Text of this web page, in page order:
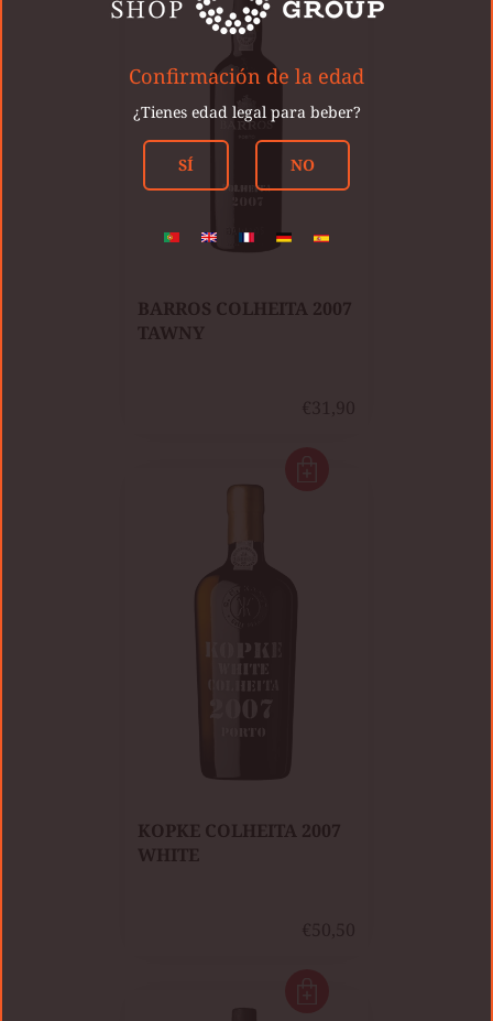
BARROS COLHEITA 2007
TAWNY
​KOPKE COLHEITA 2007
WHITE
Confirmación de la edad
¿Tienes edad legal para beber?
SÍ NO